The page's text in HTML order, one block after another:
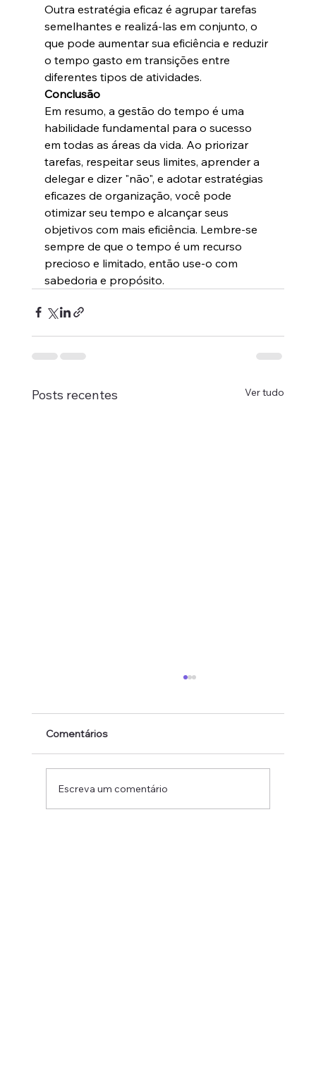
Outra estratégia eficaz é agrupar tarefas
semelhantes e realizá-las em conjunto, o
que pode aumentar sua eficiência e reduzir
o tempo gasto em transições entre
diferentes tipos de atividades.
Conclusão
Em resumo, a gestão do tempo é uma
habilidade fundamental para o sucesso
em todas as áreas da vida. Ao priorizar
tarefas, respeitar seus limites, aprender a
delegar e dizer "não", e adotar estratégias
eficazes de organização, você pode
otimizar seu tempo e alcançar seus
objetivos com mais eficiência. Lembre-se
sempre de que o tempo é um recurso
precioso e limitado, então use-o com
sabedoria e propósito.
Posts recentes Ver tudo
Comentários
Escreva um comentário